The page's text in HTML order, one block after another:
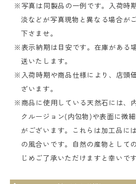
※写真は同製品の一例です。入荷時
淡などが写真現物と異なる場合が
下さませ。
※表示納期は目安です。在庫がある
送いたします。
※入荷時期や商品仕様により、店頭
ざいます。
※商品に使用している天然石には、
クルージョン(内包物)や表面に微
がございます。これらは加工品に
の風合いです。自然の産物として
じめご了承いただけますと幸いです